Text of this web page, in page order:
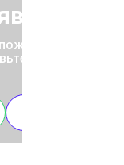
по
заявку, и мы